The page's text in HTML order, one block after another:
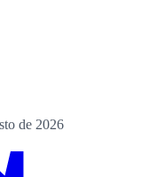
de 2026